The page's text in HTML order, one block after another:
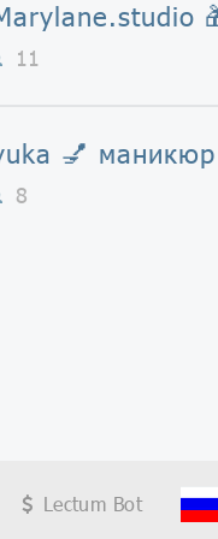
11
8
Lectum Bot